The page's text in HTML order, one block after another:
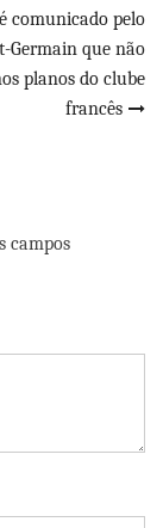
comunicado pelo
Germain que não
planos do clube
francês
campos